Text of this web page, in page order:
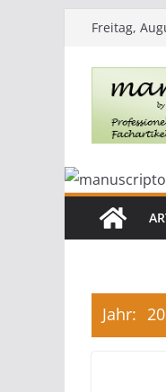
Freitag,
Jahr: